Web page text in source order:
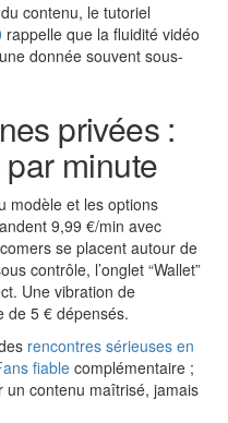
contenu, le tutoriel
rappelle que la fluidité vidéo
donnée souvent sous-
privées :
minute
modèle et les options
9,99 €/min avec
se placent autour de
contrôle, l’onglet “Wallet”
Une vibration de
de 5 € dépensés.
rencontres sérieuses en
fiable complémentaire ;
un contenu maîtrisé, jamais